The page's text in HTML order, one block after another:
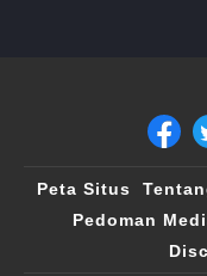
Peta Situs
Pedoman